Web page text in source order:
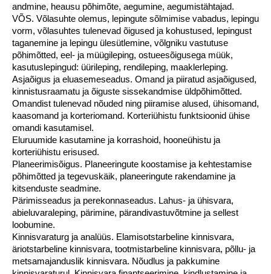
andmine, heausu põhimõte, aegumine, aegumistähtajad.
VÕS. Võlasuhte olemus, lepingute sõlmimise vabadus, lepingu
vorm, võlasuhtes tulenevad õigused ja kohustused, lepingust
taganemine ja lepingu ülesütlemine, võlgniku vastutuse
põhimõtted, eel- ja müügileping, ostueesõigusega müük,
kasutuslepingud: üürileping, rendileping, maaklerleping.
Asjaõigus ja eluasemeseadus. Omand ja piiratud asjaõigused,
kinnistusraamatu ja õiguste sissekandmise üldpõhimõtted.
Omandist tulenevad nõuded ning piiramise alused, ühisomand,
kaasomand ja korteriomand. Korteriühistu funktsioonid ühise
omandi kasutamisel.
Eluruumide kasutamine ja korrashoid, hooneühistu ja
korteriühistu erisused.
Planeerimisõigus. Planeeringute koostamise ja kehtestamise
põhimõtted ja tegevuskäik, planeeringute rakendamine ja
kitsenduste seadmine.
Pärimisseadus ja perekonnaseadus. Lahus- ja ühisvara,
abieluvaraleping, pärimine, pärandivastuvõtmine ja sellest
loobumine.
Kinnisvaraturg ja analüüs. Elamisotstarbeline kinnisvara,
äriotstarbeline kinnisvara, tootmistarbeline kinnisvara, põllu- ja
metsamajanduslik kinnisvara. Nõudlus ja pakkumine